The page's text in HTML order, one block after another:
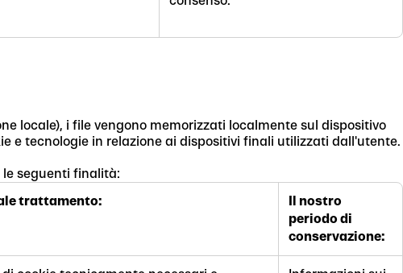
locale), i file vengono memorizzati localmente sul dispositivo
e tecnologie in relazione ai dispositivi finali utilizzati dall'utente.
seguenti finalità:
trattamento:
Il nostro
periodo di
conservazione: